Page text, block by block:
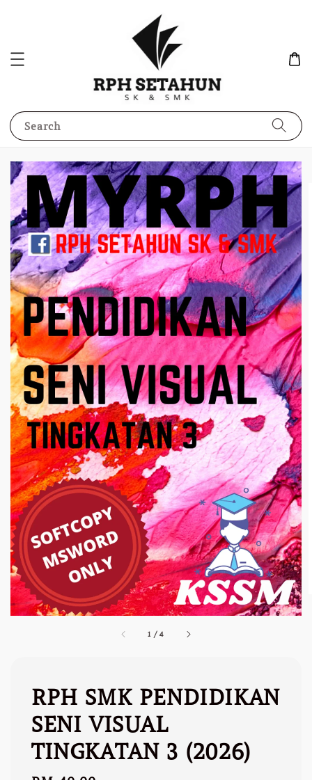
Search
1 /4
RPH SMK PENDIDIKAN
SENI VISUAL
TINGKATAN 3 (2026)